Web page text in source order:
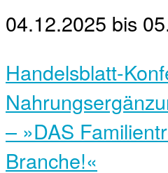
04.12.2025 bis
Handelsblatt-
– »DAS
Branche!«